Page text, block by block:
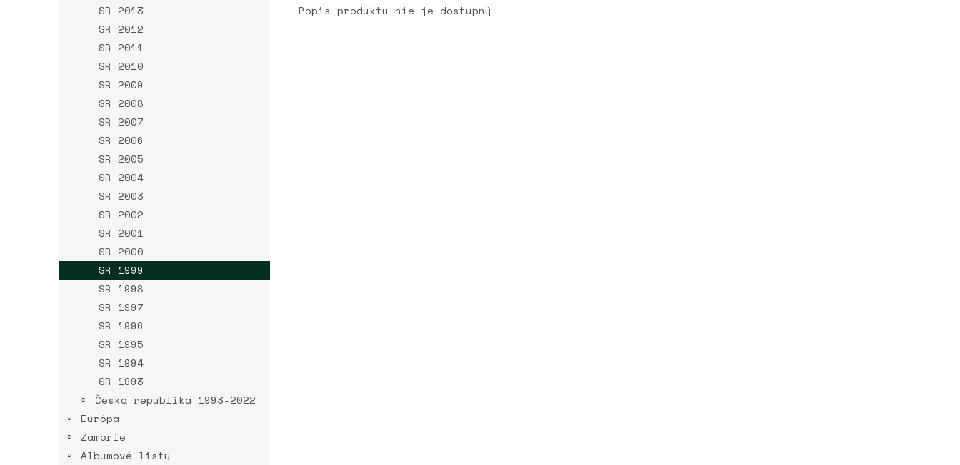
SR 2013
SR 2012
SR 2011
SR 2010
SR 2009
SR 2008
SR 2007
SR 2006
SR 2005
SR 2004
SR 2003
SR 2002
SR 2001
SR 2000
SR 1999
SR 1998
SR 1997
SR 1996
SR 1995
SR 1994
SR 1993
Česká republika 1993-2022
Európa
Zámorie
Albumové listy
Popis produktu nie je dostupný